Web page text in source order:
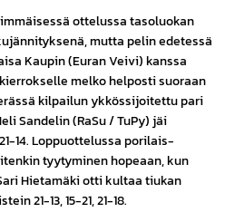
ottelussa tasoluokan
mutta pelin edetessä
Kaupin (Euran Veivi) kanssa
melko helposti suoraan
kilpailun ykkössijoitettu pari
Sandelin (RaSu / TuPy) jäi
14. Loppuottelussa porilais-
tyytyminen hopeaan, kun
Hietamäki otti kultaa tiukan
21-13, 15-21, 21-18.